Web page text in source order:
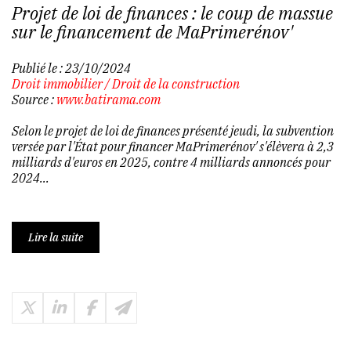
Projet de loi de finances : le coup de massue
sur le financement de MaPrimerénov'
Publié le :23/10/2024
Droit immobilier/Droit de la construction
Source : www.batirama.com
Selon le projet de loi de finances présenté jeudi, la subvention
versée par l'État pour financer MaPrimerénov' s'élèvera à 2,3
milliards d'euros en 2025, contre 4 milliards annoncés pour
2024...
Lire la suite